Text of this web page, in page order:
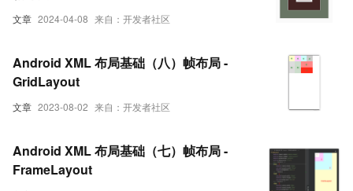
文章 2024-04-08 来自：开发者社区
文章 2023-08-02 来自：开发者社区
Android XML 布局基础（八）帧布局 -
GridLayout
Android XML 布局基础（七）帧布局 -
FrameLayout